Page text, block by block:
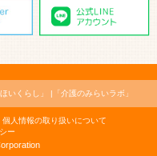
ほいくらし」 「介護のみらいラボ」
個人情報の取り扱いについて
ー